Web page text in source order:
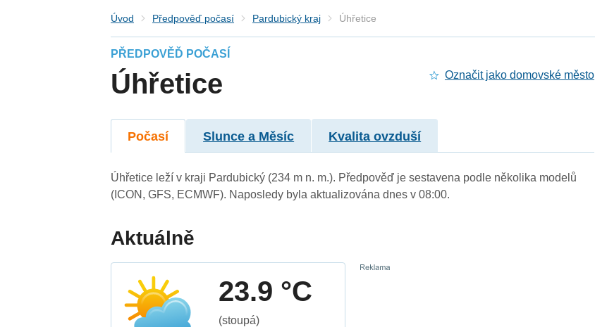
Úvod Předpověď počasí Pardubický kraj Úhřetice
PŘEDPOVĚĎ POČASÍ
Úhřetice Označit jako domovské město
Počasí Slunce a Měsíc Kvalita ovzduší
Úhřetice leží v kraji Pardubický (234 m n. m.). Předpověď je sestavena podle několika modelů
(ICON, GFS, ECMWF). Naposledy byla aktualizována dnes v 08:00.
Aktuálně
23.9 °C
(stoupá)